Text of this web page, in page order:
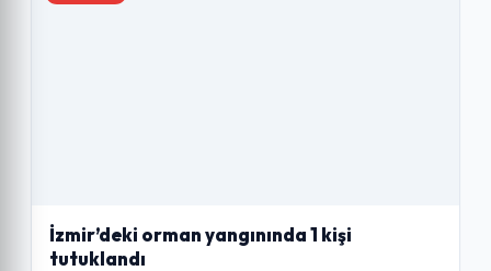
İzmir’deki orman yangınında 1 kişi
tutuklandı